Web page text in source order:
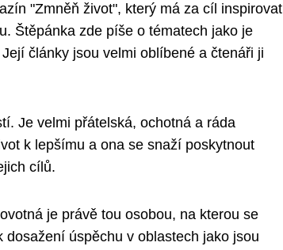
"Zmněň život", který má za cíl inspirovat
Štěpánka zde píše o tématech jako je
články jsou velmi oblíbené a čtenáři ji
Je velmi přátelská, ochotná a ráda
k lepšímu a ona se snaží poskytnout
cílů.
je právě tou osobou, na kterou se
úspěchu v oblastech jako jsou